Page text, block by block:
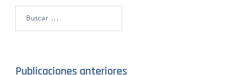
Publicaciones anteriores